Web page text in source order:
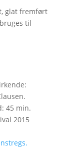
glat fremført
til
45 min.
2015